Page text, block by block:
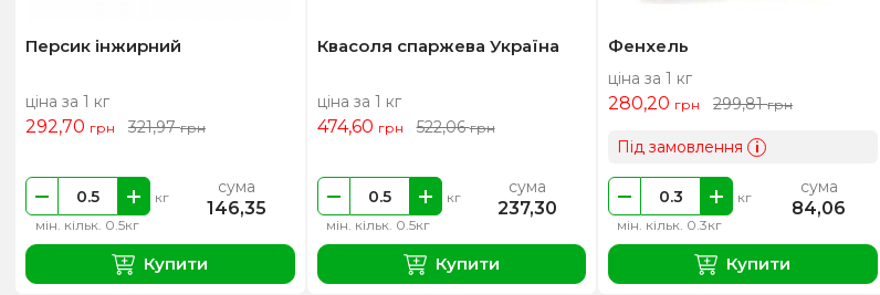
Персик інжирний
ціна за 1 кг
292,70 грн 321,97грн
мін. кільк. 0.5кг
кг сума
146,35
Купити
Квасоля спаржева Україна
ціна за 1 кг
474,60 грн 522,06грн
мін. кільк. 0.5кг
кг сума
237,30
Купити
Фенхель
ціна за 1 кг
280,20 грн 299,81грн
Під замовлення i
мін. кільк. 0.3кг
кг сума
84,06
Купити